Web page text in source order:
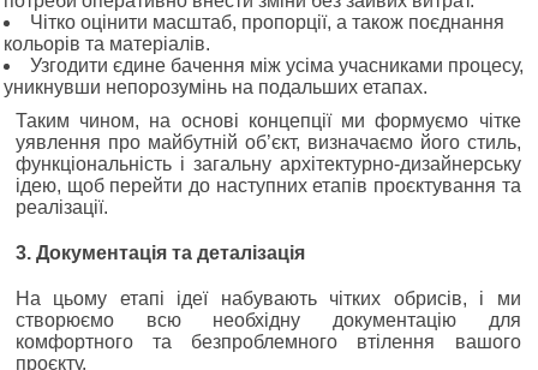
Чітко оцінити масштаб, пропорції, а також поєднання
кольорів та матеріалів.
Узгодити єдине бачення між усіма учасниками процесу,
уникнувши непорозумінь на подальших етапах.
Таким чином, на основі концепції ми формуємо чітке
уявлення про майбутній об’єкт, визначаємо його стиль,
функціональність і загальну архітектурно-дизайнерську
ідею, щоб перейти до наступних етапів проєктування та
реалізації.
3. Документація та деталізація
На цьому етапі ідеї набувають чітких обрисів, і ми
створюємо всю необхідну документацію для
комфортного та безпроблемного втілення вашого
проєкту.